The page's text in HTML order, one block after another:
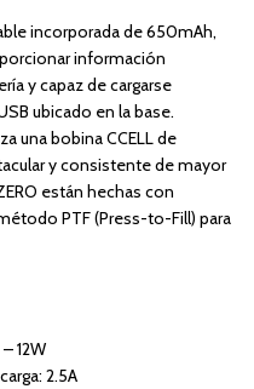
incorporada de 650mAh,
información
y capaz de cargarse
ubicado en la base.
una bobina CCELL de
y consistente de mayor
están hechas con
PTF (Press-to-Fill) para
12W
2.5A